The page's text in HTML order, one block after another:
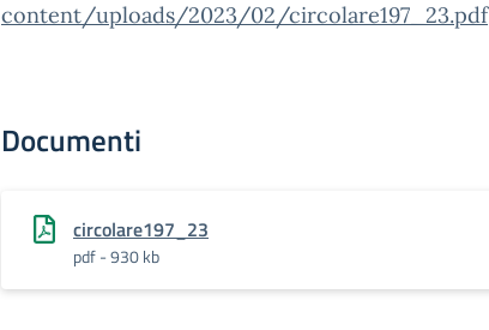
content/uploads/2023/02/circolare197_23.pdf
Documenti
circolare197_23
pdf - 930 kb